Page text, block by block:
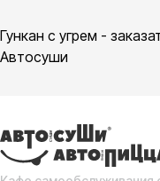
Гункан с угрем -
Автосуши